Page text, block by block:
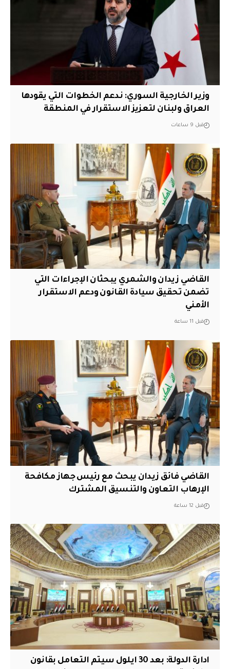
وزير الخارجية السوري: ندعم الخطوات التي يقودها
العراق ولبنان لتعزيز الاستقرار في المنطقة
قبل 9 ساعات
القاضي زيدان والشمري يبحثان الإجراءات التي
تضمن تحقيق سيادة القانون ودعم الاستقرار
الأمني
قبل 11 ساعة
القاضي فائق زيدان يبحث مع رئيس جهاز مكافحة
الإرهاب التعاون والتنسيق المشترك
قبل 12 ساعة
ادارة الدولة: بعد 30 ايلول سيتم التعامل بقانون